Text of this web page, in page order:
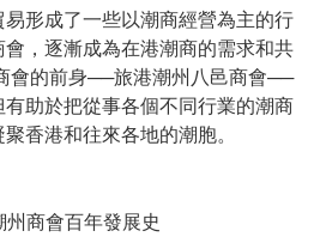
形成了一些以潮商經營為主的行
，逐漸成為在港潮商的需求和共
會的前身──旅港潮州八邑商會──
助於把從事各個不同行業的潮商
香港和往來各地的潮胞。